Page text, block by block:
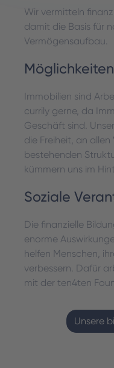
Wir vermitteln
damit die Basis für
Vermögensaufbau.
Immobilien sind
currily gerne, da
Geschäft sind.
die Freiheit, an allen
bestehenden
kümmern uns im
Soziale
Die finanzielle
enorme
helfen Menschen,
verbessern. Dafür
mit der ten4ten
Unsere